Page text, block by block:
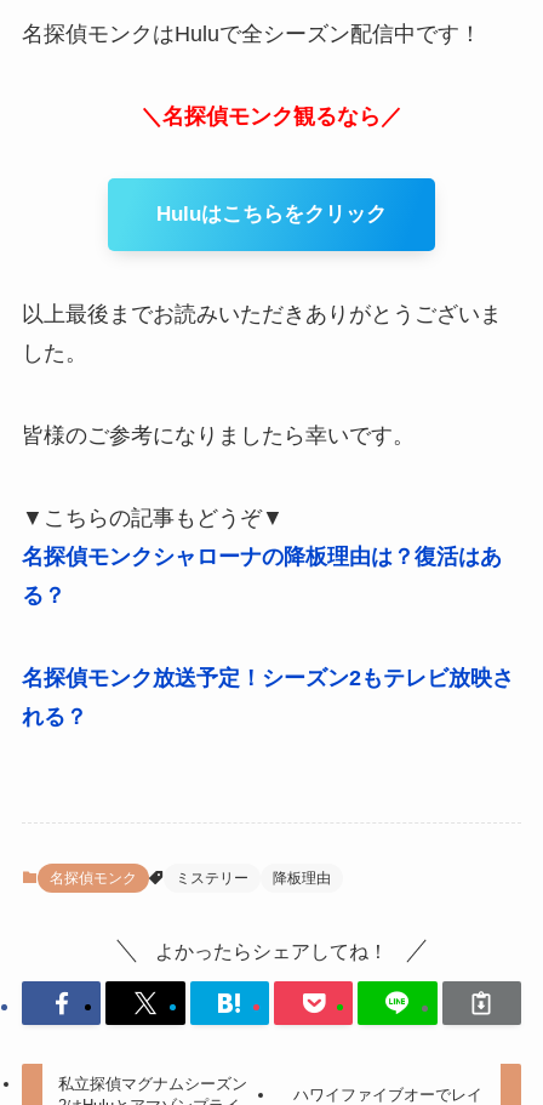
名探偵モンクはHuluで全シーズン配信中です！
＼名探偵モンク観るなら／
Huluはこちらをクリック
以上最後までお読みいただきありがとうございま
した。
皆様のご参考になりましたら幸いです。
▼こちらの記事もどうぞ▼
名探偵モンクシャローナの降板理由は？復活はあ
る？
名探偵モンク放送予定！シーズン2もテレビ放映さ
れる？
名探偵モンク ミステリー 降板理由
よかったらシェアしてね！
私立探偵マグナムシーズン
ハワイファイブオーでレイ